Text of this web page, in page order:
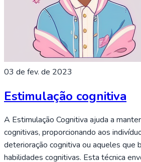
03 de fev. de 2023
Estimulação cognitiva
A Estimulação Cognitiva ajuda a
cognitivas, proporcionando aos
deterioração cognitiva ou aqueles que
habilidades cognitivas. Esta técnica